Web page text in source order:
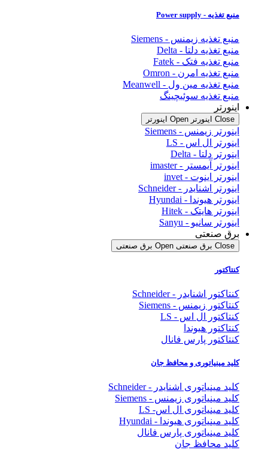
منبع تغذیه - Power supply
منبع تغذیه زیمنس - Siemens
منبع تغذیه دلتا - Delta
منبع تغذیه فتک - Fatek
منبع تغذیه امرن - Omron
منبع تغذیه مین ول - Meanwell
منبع تغذیه سوئیچینگ
اینورتر
Close اینورتر Open اینورتر
اینورتر زیمنس - Siemens
اینورتر ال اس - LS
اینورتر دلتا - Delta
اینورتر آیمستر - imaster
اینورتر اینوت - invet
اینورتر اشنایدر - Schneider
اینورتر هیوندا - Hyundai
اینورتر هایتک - Hitek
اینورتر سانیو - Sanyu
برق صنعتی
Close برق صنعتی Open برق صنعتی
کنتاکتور
کنتاکتور اشنایدر - Schneider
کنتاکتور زیمنس - Siemens
کنتاکتور ال اس - LS
کنتاکتور هیوندا
کنتاکتور پارس فانال
کلید مینیاتوری و محافظ جان
کلید مینیاتوری اشنایدر - Schneider
کلید مینیاتوری زیمنس - Siemens
کلید مینیاتوری ال اس- LS
کلید مینیاتوری هیوندا - Hyundai
کلید مینیاتوری پارس فانال
کلید محافظ جان